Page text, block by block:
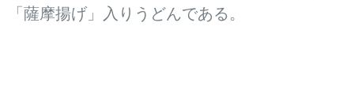
「薩摩揚げ」入りうどんである。